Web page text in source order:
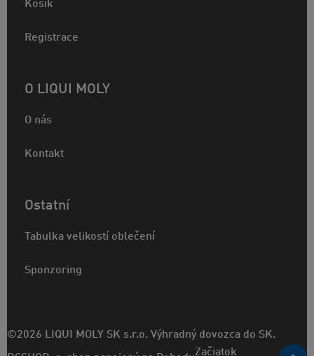
Košík
Registrace
O LIQUI MOLY
O nás
Kontakt
Ostatní
Tabulka velikostí oblečení
Sponzoring
©2026 LIQUI MOLY SK s.r.o. Výhradný dovozca do SK.
Začiatok